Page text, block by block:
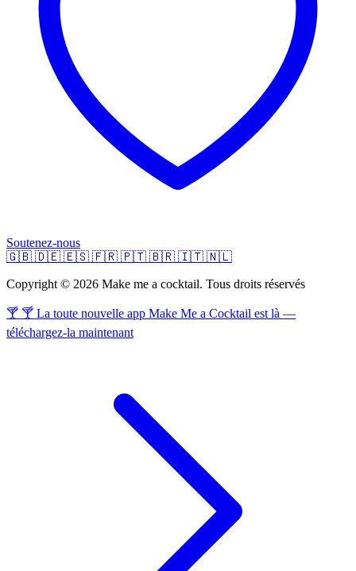
Soutenez-nous
🇬🇧 🇩🇪 🇪🇸 🇫🇷 🇵🇹 🇧🇷 🇮🇹 🇳🇱
Copyright © 2026 Make me a cocktail. Tous droits réservés
🍸 🍸 La toute nouvelle app Make Me a Cocktail est là —
téléchargez-la maintenant